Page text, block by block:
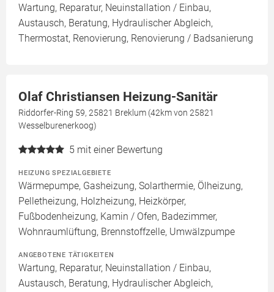
Wartung, Reparatur, Neuinstallation / Einbau,
Austausch, Beratung, Hydraulischer Abgleich,
Thermostat, Renovierung, Renovierung / Badsanierung
Olaf Christiansen Heizung-Sanitär
Riddorfer-Ring 59, 25821 Breklum (42km von 25821
Wesselburenerkoog)
5 mit einer Bewertung
HEIZUNG SPEZIALGEBIETE
Wärmepumpe, Gasheizung, Solarthermie, Ölheizung,
Pelletheizung, Holzheizung, Heizkörper,
Fußbodenheizung, Kamin / Ofen, Badezimmer,
Wohnraumlüftung, Brennstoffzelle, Umwälzpumpe
ANGEBOTENE TÄTIGKEITEN
Wartung, Reparatur, Neuinstallation / Einbau,
Austausch, Beratung, Hydraulischer Abgleich,